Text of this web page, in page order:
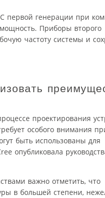
первой генерации при
Приборы второго
частоту системы и
проектирования
особого внимания
быть использованы для
опубликовала
важно отметить, что
в большей степени,